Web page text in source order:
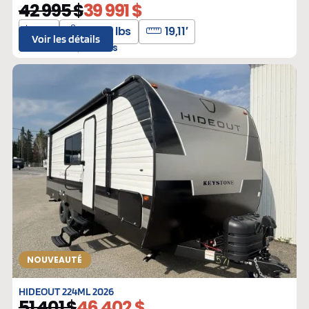
42 995 $39 991 $
4 3990 lbs 19,11′
L-307766 Neufs
Voir les détails
NOUVEAUTÉ
HIDEOUT 224ML 2026